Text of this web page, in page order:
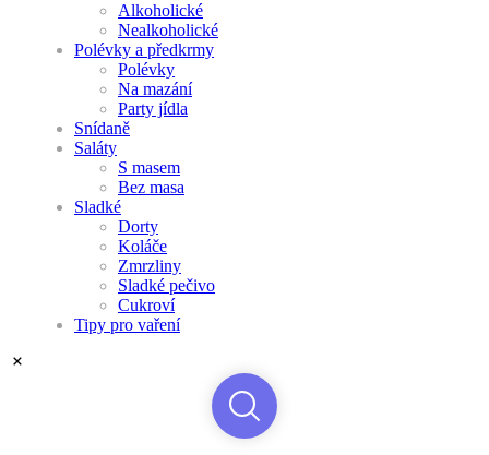
Alkoholické
Nealkoholické
Polévky a předkrmy
Polévky
Na mazání
Party jídla
Snídaně
Saláty
S masem
Bez masa
Sladké
Dorty
Koláče
Zmrzliny
Sladké pečivo
Cukroví
Tipy pro vaření